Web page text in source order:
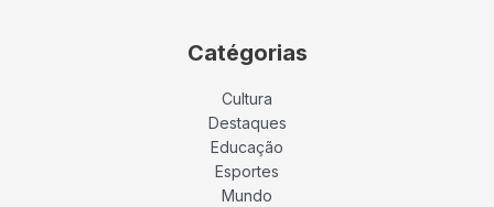
Catégorias
Cultura
Destaques
Educação
Esportes
Mundo